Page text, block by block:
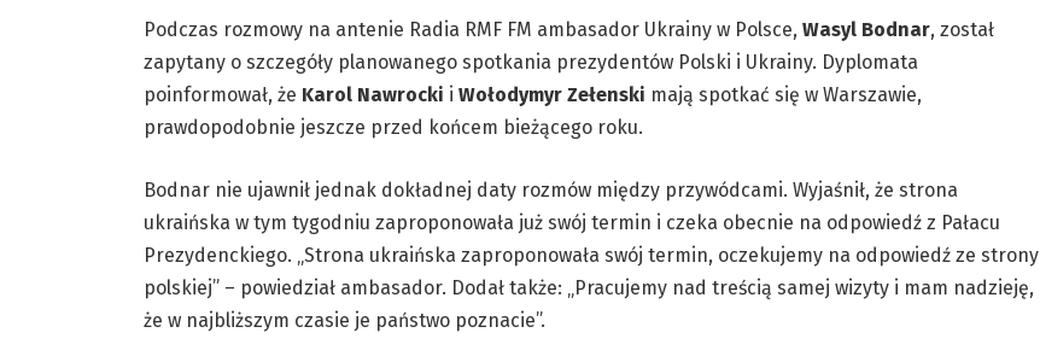
Podczas rozmowy na antenie Radia RMF FM ambasador Ukrainy w Polsce, Wasyl Bodnar, został
zapytany o szczegóły planowanego spotkania prezydentów Polski i Ukrainy. Dyplomata
poinformował, że Karol Nawrocki i Wołodymyr Zełenski mają spotkać się w Warszawie,
prawdopodobnie jeszcze przed końcem bieżącego roku.
Bodnar nie ujawnił jednak dokładnej daty rozmów między przywódcami. Wyjaśnił, że strona
ukraińska w tym tygodniu zaproponowała już swój termin i czeka obecnie na odpowiedź z Pałacu
Prezydenckiego. „Strona ukraińska zaproponowała swój termin, oczekujemy na odpowiedź ze strony
polskiej” – powiedział ambasador. Dodał także: „Pracujemy nad treścią samej wizyty i mam nadzieję,
że w najbliższym czasie je państwo poznacie”.